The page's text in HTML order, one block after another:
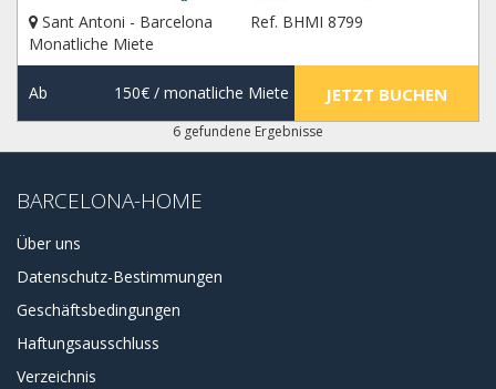
Sant Antoni - Barcelona
Ref. BHMI 8799
Monatliche Miete
Ab 150€/ monatliche Miete JETZT BUCHEN
6 gefundene Ergebnisse
BARCELONA-HOME
Über uns
Datenschutz-Bestimmungen
Geschäftsbedingungen
Haftungsausschluss
Verzeichnis